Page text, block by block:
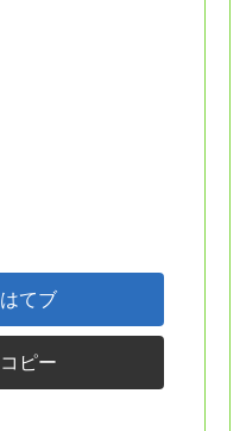
はてブ
コピー